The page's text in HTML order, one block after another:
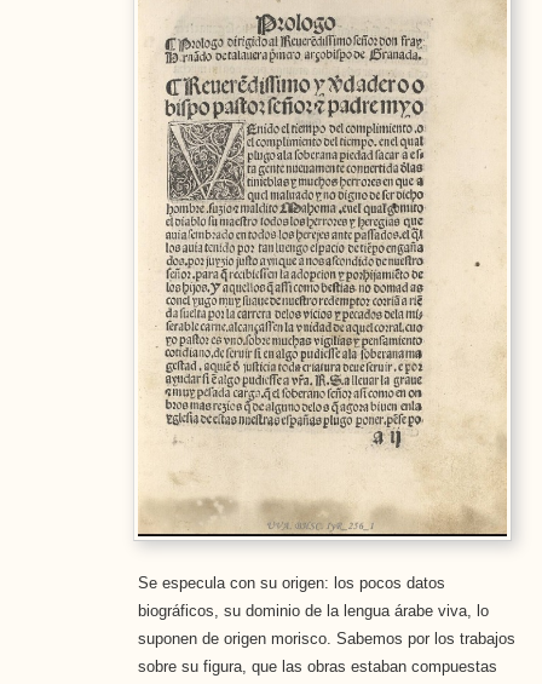
Se especula con su origen: los pocos datos
biográficos, su dominio de la lengua árabe viva, lo
suponen de origen morisco. Sabemos por los trabajos
sobre su figura, que las obras estaban compuestas